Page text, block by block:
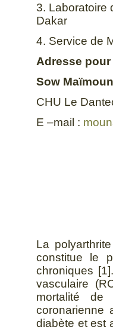
3. Laboratoire
Dakar
4. Service de
Adresse
Sow
CHU Le
E –mail :
La
constitue le
chroniques
vasculaire
mortalité
diabète et est